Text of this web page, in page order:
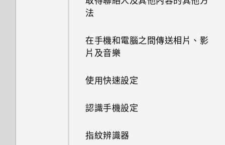
軟體與應用程式更新
選擇要連線到 4G LTE 網路的
SIM 卡
HTC Sense 首頁
休眠模式
將螢幕解鎖
動作手勢
觸控手勢
法
在手機和電腦之間傳送相片、影
片及音樂
使用快速設定
認識手機設定
指紋辨識器